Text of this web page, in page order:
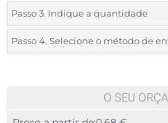
*Selecione o tipo de marcação e as
1 Cor (Num lado)
Passo 3. Indique a quantidade
*Quantidade mínima:100
Passo 4. Selecione o método de
O SEU